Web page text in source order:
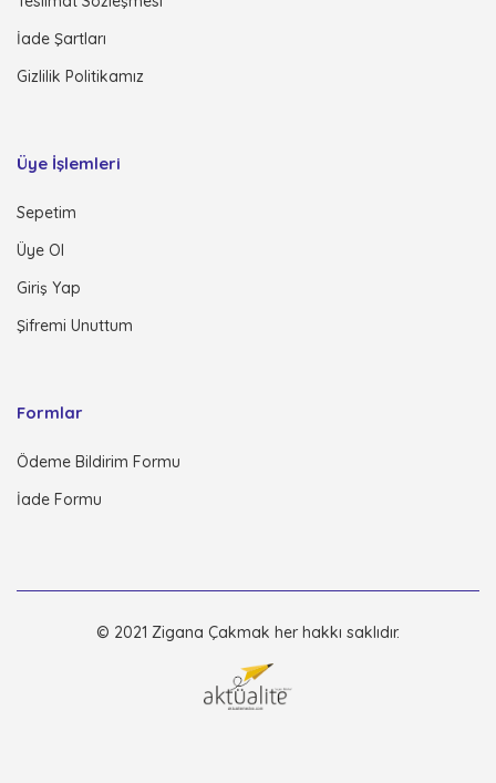
İade Şartları
Gizlilik Politikamız
Üye İşlemleri
Sepetim
Üye Ol
Giriş Yap
Şifremi Unuttum
Formlar
Ödeme Bildirim Formu
İade Formu
© 2021 Zigana Çakmak her hakkı saklıdır.